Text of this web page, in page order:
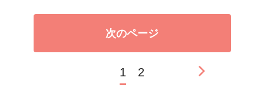
次のページ
1 2